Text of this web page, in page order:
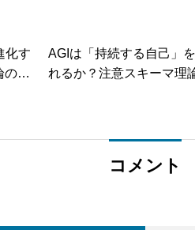
化す
の可
AGIは「持続する自己」
れるか？注意スキーマ理
コメント